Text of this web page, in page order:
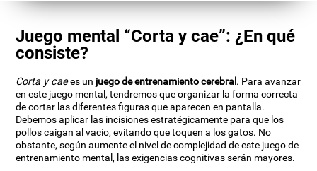
Juego mental “Corta y cae”: ¿En qué
consiste?
Corta y caees un juego de entrenamiento cerebral. Para avanzar
en este juego mental, tendremos que organizar la forma correcta
de cortar las diferentes figuras que aparecen en pantalla.
Debemos aplicar las incisiones estratégicamente para que los
pollos caigan al vacío, evitando que toquen a los gatos. No
obstante, según aumente el nivel de complejidad de este juego de
entrenamiento mental, las exigencias cognitivas serán mayores.